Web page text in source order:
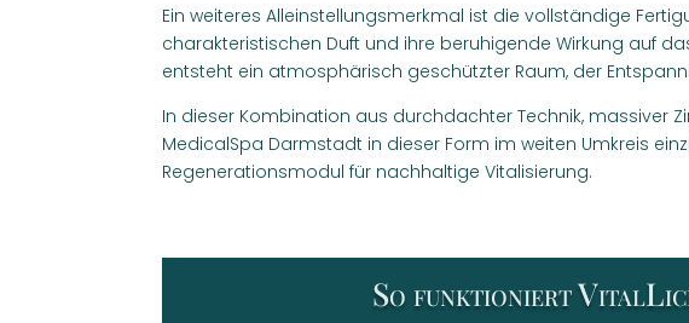
Ein weiteres Alleinstellungsmerkmal ist die vollständige
charakteristischen Duft und ihre beruhigende Wirkung auf
entsteht ein atmosphärisch geschützter Raum, der
In dieser Kombination aus durchdachter Technik, massiver
MedicalSpa Darmstadt in dieser Form im weiten Umkreis
Regenerationsmodul für nachhaltige Vitalisierung.
So funktioniert